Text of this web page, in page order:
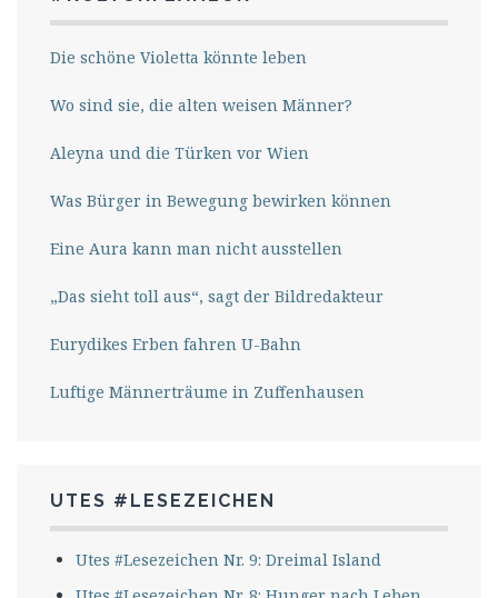
Die schöne Violetta könnte leben
Wo sind sie, die alten weisen Männer?
Aleyna und die Türken vor Wien
Was Bürger in Bewegung bewirken können
Eine Aura kann man nicht ausstellen
„Das sieht toll aus“, sagt der Bildredakteur
Eurydikes Erben fahren U-Bahn
Luftige Männerträume in Zuffenhausen
UTES #LESEZEICHEN
Utes #Lesezeichen Nr. 9: Dreimal Island